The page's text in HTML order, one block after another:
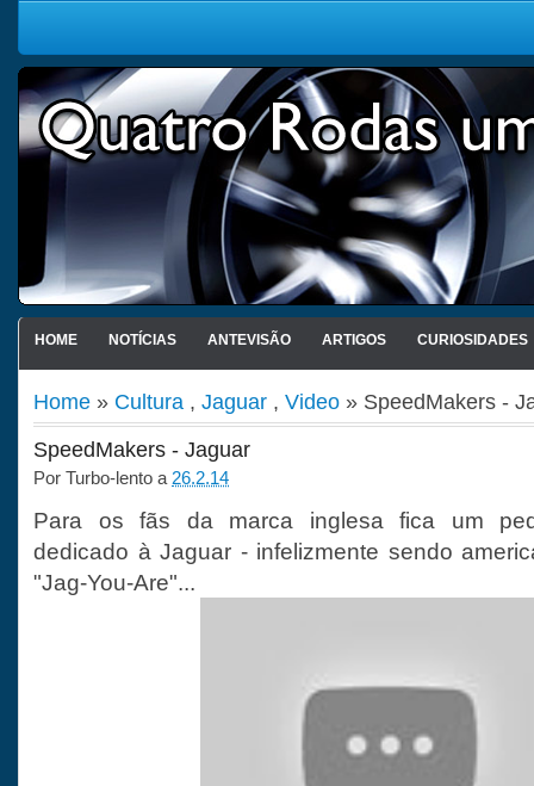
HOME NOTÍCIAS ANTEVISÃO ARTIGOS CURIOSIDADES
Home » Cultura , Jaguar , Video » SpeedMakers -
SpeedMakers - Jaguar
Por Turbo-lento a 26.2.14
Para os fãs da marca inglesa fica um
dedicado à Jaguar - infelizmente sendo
"Jag-You-Are"...